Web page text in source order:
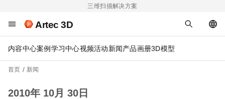
三维扫描解决方案
Artec 3D
内容中心案例 学习中心视频活动新闻产品画册3D模型
首页 新闻
2010年 10月 30日